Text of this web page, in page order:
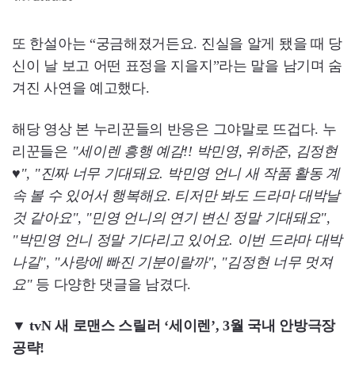
또 한설아는 “궁금해졌거든요. 진실을 알게 됐을 때 당
신이 날 보고 어떤 표정을 지을지”라는 말을 남기며 숨
겨진 사연을 예고했다.
해당 영상 본 누리꾼들의 반응은 그야말로 뜨겁다. 누
리꾼들은 "세이렌 흥행 예감!! 박민영, 위하준, 김정현
♥", "진짜 너무 기대돼요. 박민영 언니 새 작품 활동 계
속 볼 수 있어서 행복해요. 티저만 봐도 드라마 대박날
것 같아요", "민영 언니의 연기 변신 정말 기대돼요",
"박민영 언니 정말 기다리고 있어요. 이번 드라마 대박
나길", "사랑에 빠진 기분이랄까", "김정현 너무 멋져
요"등 다양한 댓글을 남겼다.
▼ tvN 새 로맨스 스릴러 ‘세이렌’, 3월 국내 안방극장
공략!